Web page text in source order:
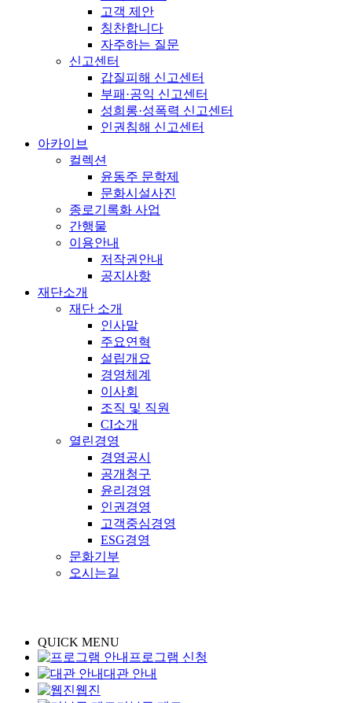
고객 제안
칭찬합니다
자주하는 질문
신고센터
갑질피해 신고센터
부패·공익 신고센터
성희롱·성폭력 신고센터
인권침해 신고센터
아카이브
컬렉션
윤동주 문학제
문화시설사진
종로기록화 사업
간행물
이용안내
저작권안내
공지사항
재단소개
재단 소개
인사말
주요연혁
설립개요
경영체계
이사회
조직 및 직원
CI소개
열린경영
경영공시
공개청구
윤리경영
인권경영
고객중심경영
ESG경영
문화기부
오시는길
QUICK MENU
프로그램 신청
대관 안내
웹진